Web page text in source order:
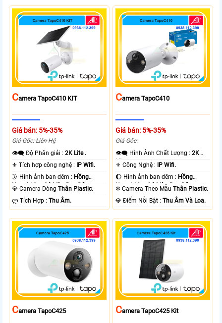
CAmera TapoC410 KIT
Giá bán: 5%-35%
Giá Gốc: Liên Hệ
👁️‍🗨 Độ Phân giải :2K Lite .
⚜️ Tích hợp công nghệ : IP Wifi.
🌛 Hình ảnh ban đêm : Hồng
Ngoại 10m Có Màu Ban Ðêm.
💎 Camera DòngThân Plastic.
️ლ Tích Hợp :Thu Âm.
CAmera TapoC410
Giá bán: 5%-35%
Giá Gốc:
👁️‍🗨 Hình Ành Chất Lượng :2K
Lite .
⚜️ Công Nghệ : IP Wifi.
🌔 Hình ảnh ban đêm : Hồng
Ngoại 10m Có Màu Ban Ðêm.
❄ Camera Theo MẫuThân Plastic.
️💎 Điểm Nỗi Bật :Thu Âm Và Loa.
CAmera TapoC425 CAmera TapoC425 Kit